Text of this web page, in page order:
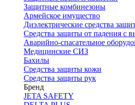
Защитные комбинезоны
Армейское имущество
Диэлектрические средства
Средства защиты от падения с
Аварийно-спасательное
Медицинские СИЗ
Бахилы
Средства защиты кожи
Средства защиты рук
Бренд
JETA SAFETY